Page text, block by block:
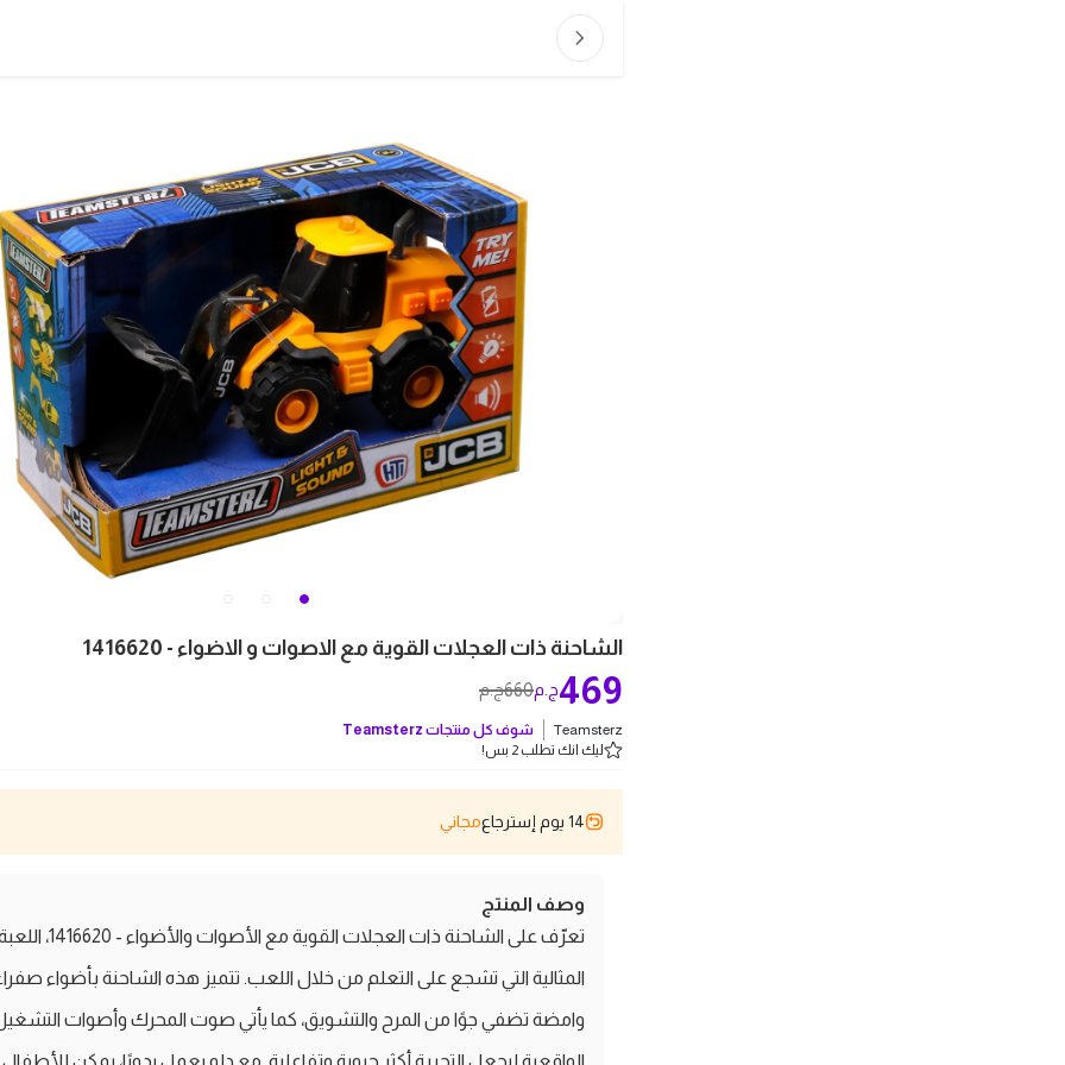
الشاحنة ذات العجلات القوية مع الاصوات و الاضواء - 1416620
660ج.م 469ج.م
Teamsterz شوف كل منتجات Teamsterz
ليك انك تطلب 2 بس!
14 يوم إسترجاع مجاني
وصف المنتج
تعرّف على الشاحنة ذات العجلات القوية مع الأصوات والأضواء -
المثالية التي تشجع على التعلم من خلال اللعب. تتميز هذه الشاحنة بأضواء
وامضة تضفي جوًا من المرح والتشويق، كما يأتي صوت المحرك وأصوات
الواقعية ليجعل التجربة أكثر حيوية وتفاعلية. مع دلو يعمل يدويًا، يمكن للأطفال